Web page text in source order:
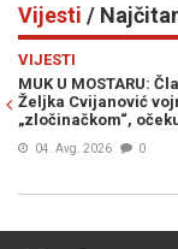
Vijesti /
Članica
vojno-redarstvenu
očekuje se reakcija iz